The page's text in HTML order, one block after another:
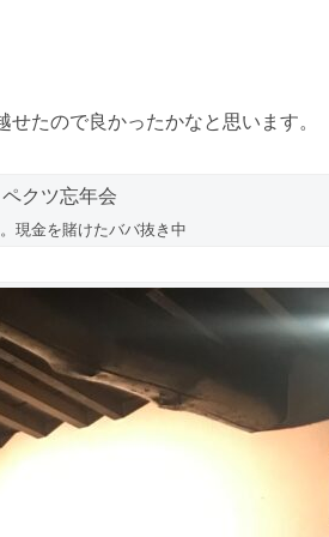
たので良かったかなと思います。
現金を賭けたババ抜き中